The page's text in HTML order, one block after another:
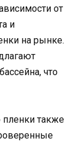
от
и
на рынке.
что
пленки также